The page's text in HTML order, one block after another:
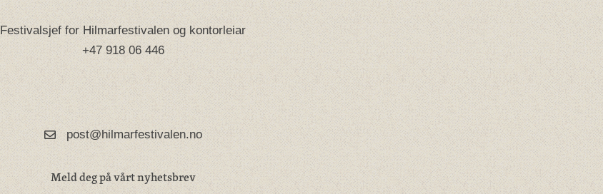
Festivalsjef for Hilmarfestivalen og kontorleiar
+47 918 06 446
post@hilmarfestivalen.no
Meld deg på vårt nyhetsbrev